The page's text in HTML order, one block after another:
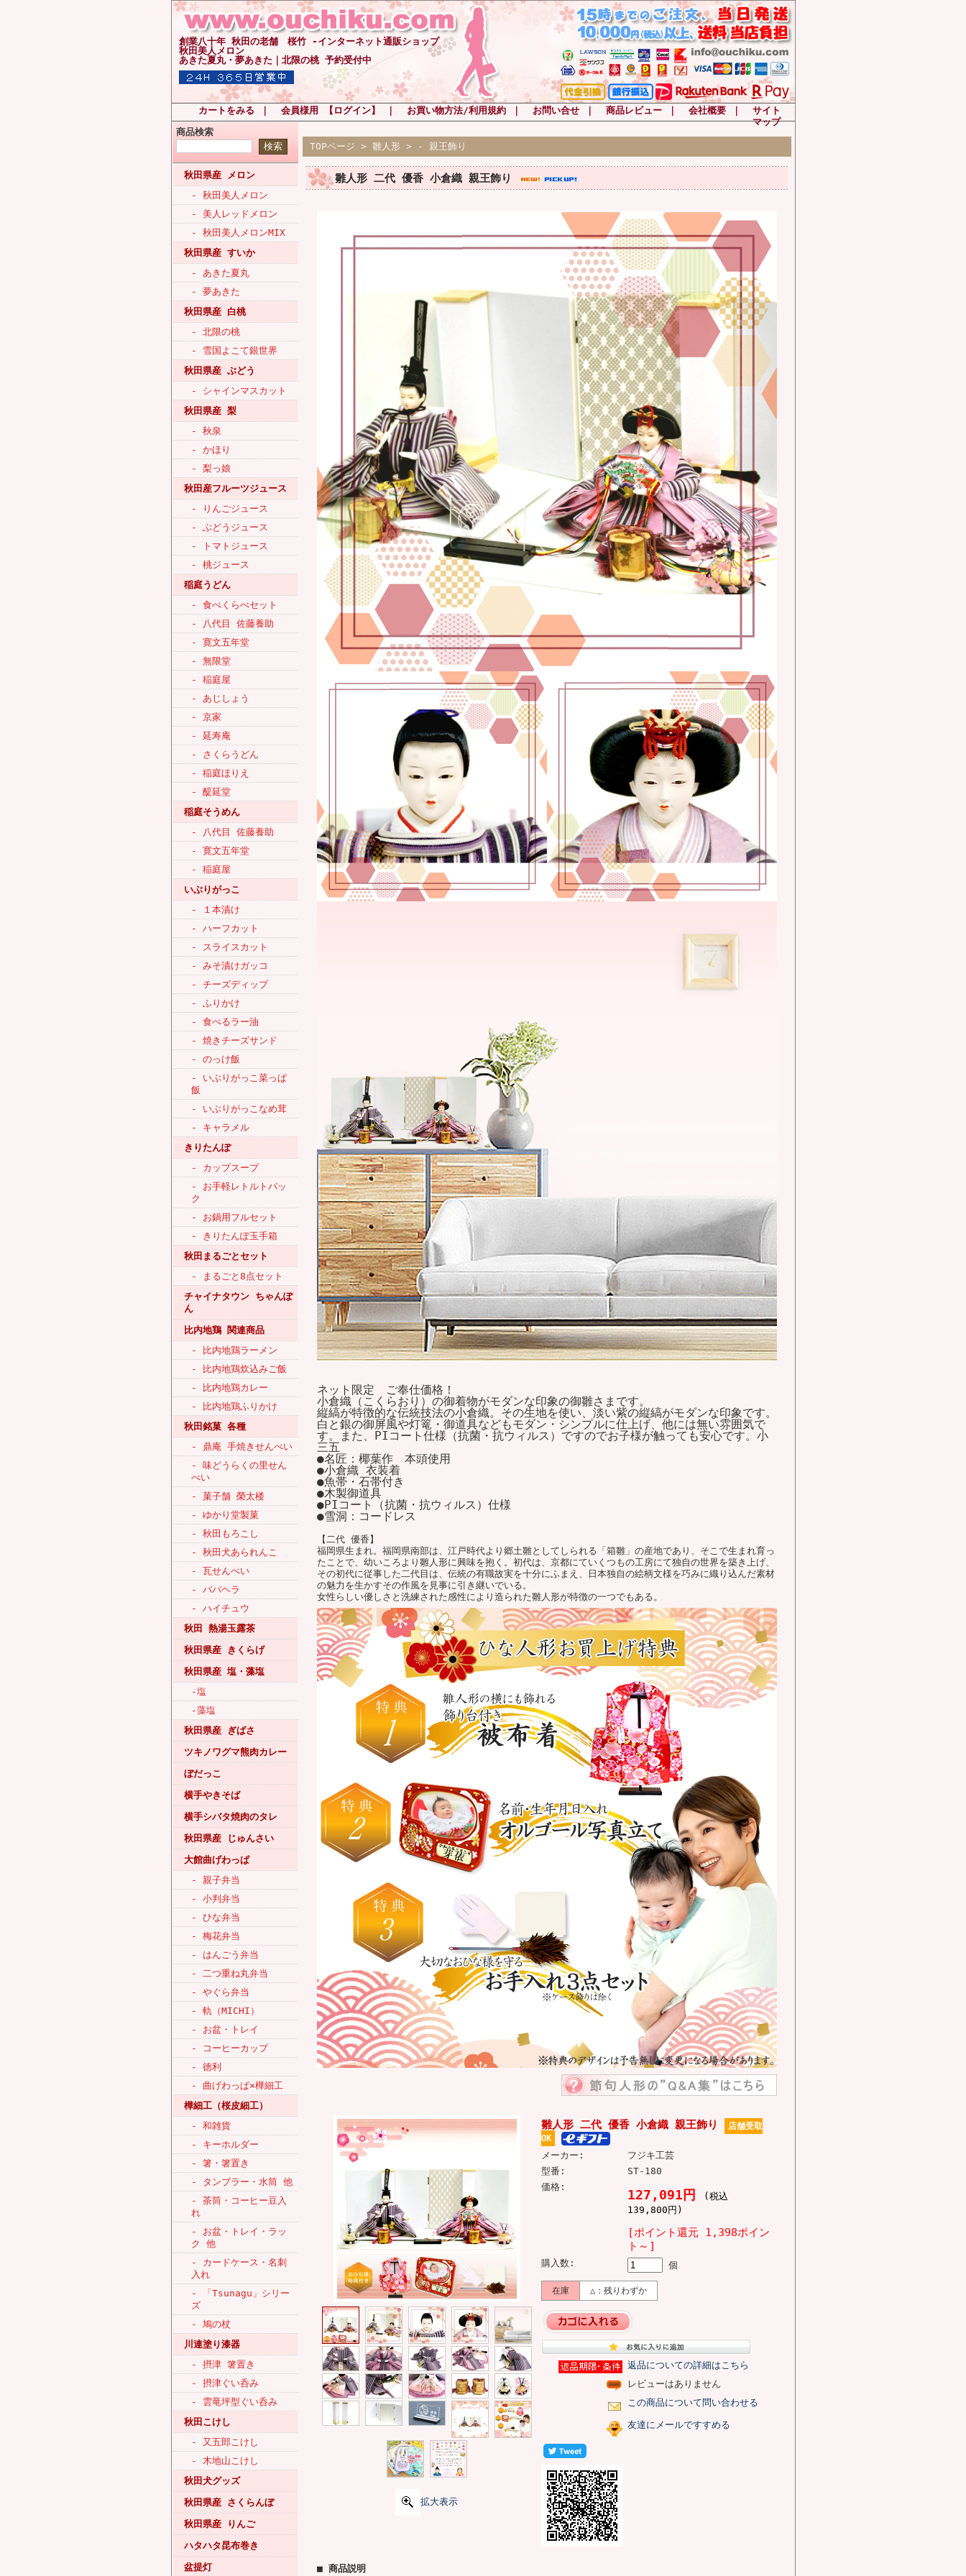
創業八十年 秋田の老舗 桜竹 -インターネット通販ショップ
秋田美人メロン
あきた夏丸・夢あきた｜北限の桃 予約受付中
カートをみる 会員様用 【ログイン】 お買い物方法/利用規約｜ お問い合せ｜ 商品レビュー｜ 会社概要｜
サイト
マップ
商品検索
秋田県産 メロン
- 秋田美人メロン
- 美人レッドメロン
- 秋田美人メロンMIX
秋田県産 すいか
- あきた夏丸
- 夢あきた
秋田県産 白桃
- 北限の桃
- 雪国よこて銀世界
秋田県産 ぶどう
- シャインマスカット
秋田県産 梨
- 秋泉
- かほり
- 梨っ娘
秋田産フルーツジュース
- りんごジュース
- ぶどうジュース
- トマトジュース
- 桃ジュース
稲庭うどん
- 食べくらべセット
- 八代目 佐藤養助
- 寛文五年堂
- 無限堂
- 稲庭屋
- あじしょう
- 京家
- 延寿庵
- さくらうどん
- 稲庭ほりえ
- 醍延堂
稲庭そうめん
- 八代目 佐藤養助
- 寛文五年堂
- 稲庭屋
いぶりがっこ
- １本漬け
- ハーフカット
- スライスカット
- みそ漬けガッコ
- チーズディップ
- ふりかけ
- 食べるラー油
- 焼きチーズサンド
- のっけ飯
- いぶりがっこ菜っぱ
飯
- いぶりがっこなめ茸
- キャラメル
きりたんぽ
- カップスープ
- お手軽レトルトパッ
ク
- お鍋用フルセット
- きりたんぽ玉手箱
秋田まるごとセット
- まるごと8点セット
チャイナタウン ちゃんぽ
ん
比内地鶏 関連商品
- 比内地鶏ラーメン
- 比内地鶏炊込みご飯
- 比内地鶏カレー
- 比内地鶏ふりかけ
秋田銘菓 各種
- 鼎庵 手焼きせんべい
- 味どうらくの里せん
べい
- 菓子舗 榮太楼
- ゆかり堂製菓
- 秋田もろこし
- 秋田犬あられんこ
- 瓦せんべい
- ババヘラ
- ハイチュウ
秋田 熱湯玉露茶
秋田県産 きくらげ
秋田県産 塩・藻塩
-塩
-藻塩
秋田県産 ぎばさ
ツキノワグマ熊肉カレー
ぼだっこ
横手やきそば
横手シバタ焼肉のタレ
秋田県産 じゅんさい
大館曲げわっぱ
- 親子弁当
- 小判弁当
- ひな弁当
- 梅花弁当
- はんごう弁当
- 二つ重ね丸弁当
- やぐら弁当
- 軌（MICHI）
- お盆・トレイ
- コーヒーカップ
- 徳利
- 曲げわっぱ×樺細工
樺細工（桜皮細工）
- 和雑貨
- キーホルダー
- 箸・箸置き
- タンブラー・水筒 他
- 茶筒・コーヒー豆入
れ
- お盆・トレイ・ラッ
ク 他
- カードケース・名刺
入れ
- 「Tsunagu」シリー
ズ
- 鳩の杖
川連塗り漆器
- 摂津 箸置き
- 摂津ぐい呑み
- 雲竜坪型ぐい呑み
秋田こけし
- 又五郎こけし
- 木地山こけし
秋田犬グッズ
秋田県産 さくらんぼ
秋田県産 りんご
ハタハタ昆布巻き
盆提灯
TOPページ > 雛人形> - 親王飾り
雛人形 二代 優香 小倉織 親王飾り
ネット限定 ご奉仕価格！
小倉織（こくらおり）の御着物がモダンな印象の御雛さまです。
縦縞が特徴的な伝統技法の小倉織。その生地を使い、淡い紫の縦縞がモダンな印象です。
白と銀の御屏風や灯篭・御道具などもモダン・シンプルに仕上げ、他には無い雰囲気で
す。また、PIコート仕様（抗菌・抗ウィルス）ですのでお子様が触っても安心です。小
三五
●名匠：椰葉作 本頭使用
●小倉織 衣装着
●魚帯・石帯付き
●木製御道具
●PIコート（抗菌・抗ウィルス）仕様
●雪洞：コードレス
【二代 優香】
福岡県生まれ。福岡県南部は、江戸時代より郷土雛としてしられる「箱雛」の産地であり、そこで生まれ育っ
たことで、幼いころより雛人形に興味を抱く。初代は、京都にていくつもの工房にて独自の世界を築き上げ、
その初代に従事した二代目は、伝統の有職故実を十分にふまえ、日本独自の絵柄文様を巧みに織り込んだ素材
の魅力を生かすその作風を見事に引き継いでいる。
女性らしい優しさと洗練された感性により造られた雛人形が特徴の一つでもある。
拡大表示
雛人形 二代 優香 小倉織 親王飾り
店舗受取
OK
メーカー:
フジキ工芸
型番:
ST-180
価格:
127,091円
(税込
139,800円)
[ポイント還元 1,398ポイン
ト～]
購入数: 個
在庫 △：残りわずか
返品についての詳細はこちら
レビューはありません
この商品について問い合わせる
友達にメールですすめる
■ 商品説明